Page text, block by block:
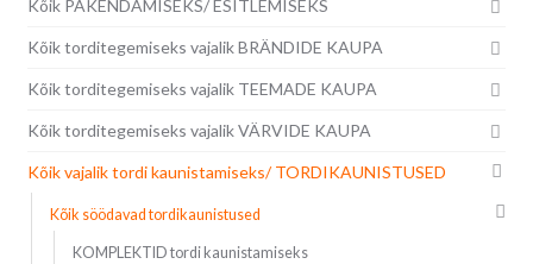
Kõik PAKENDAMISEKS/ ESITLEMISEKS
Kõik torditegemiseks vajalik BRÄNDIDE KAUPA
Kõik torditegemiseks vajalik TEEMADE KAUPA
Kõik torditegemiseks vajalik VÄRVIDE KAUPA
Kõik vajalik tordi kaunistamiseks/ TORDIKAUNISTUSED
Kõik söödavad tordikaunistused
KOMPLEKTID tordi kaunistamiseks